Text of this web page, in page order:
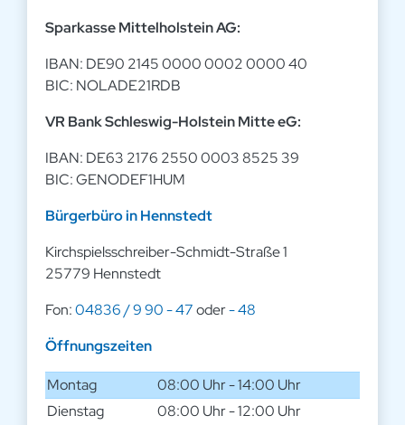
Sparkasse Mittelholstein AG:
IBAN: DE90 2145 0000 0002 0000 40
BIC: NOLADE21RDB
VR Bank Schleswig-Holstein Mitte eG:
IBAN: DE63 2176 2550 0003 8525 39
BIC: GENODEF1HUM
Bürgerbüro in Hennstedt
Kirchspielsschreiber-Schmidt-Straße 1
25779 Hennstedt
Fon:04836 / 9 90 - 47oder- 48
Öffnungszeiten
Montag
08:00 Uhr - 14:00 Uhr
Dienstag
08:00 Uhr - 12:00 Uhr